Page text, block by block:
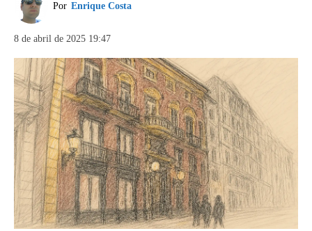
Por Enrique Costa
8 de abril de 2025 19:47